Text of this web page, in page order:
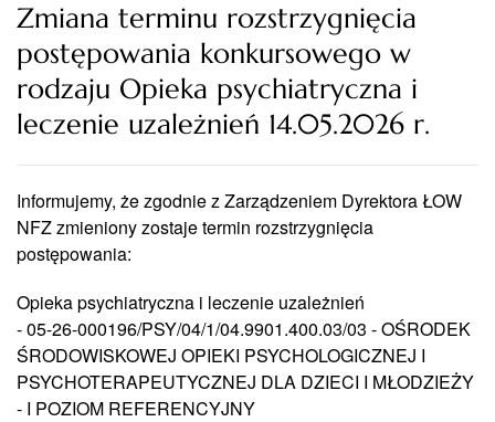
Zmiana terminu rozstrzygnięcia
postępowania konkursowego w
rodzaju Opieka psychiatryczna i
leczenie uzależnień 14.05.2026 r.
Informujemy, że zgodnie z Zarządzeniem Dyrektora ŁOW
NFZ zmieniony zostaje termin rozstrzygnięcia
postępowania:
Opieka psychiatryczna i leczenie uzależnień
- 05-26-000196/PSY/04/1/04.9901.400.03/03 - OŚRODEK
ŚRODOWISKOWEJ OPIEKI PSYCHOLOGICZNEJ I
PSYCHOTERAPEUTYCZNEJ DLA DZIECI I MŁODZIEŻY
- I POZIOM REFERENCYJNY